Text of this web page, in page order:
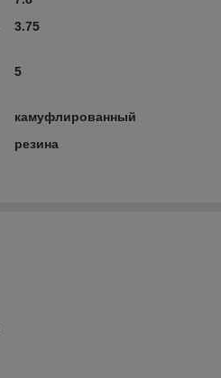
3.75
5
камуфлированный
резина